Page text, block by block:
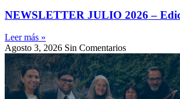
NEWSLETTER JULIO 2026 –
Leer más »
Agosto 3, 2026 Sin Comentarios